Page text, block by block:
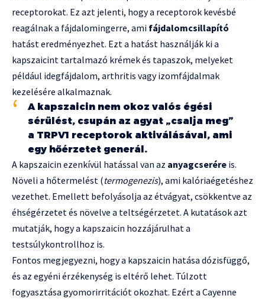
receptorokat. Ez azt jelenti, hogy a receptorok kevésbé
reagálnak a fájdalomingerre, ami fájdalomcsillapító
hatást eredményezhet. Ezt a hatást használják ki a
kapszaicint tartalmazó krémek és tapaszok, melyeket
például idegfájdalom, arthritis vagy izomfájdalmak
kezelésére alkalmaznak.
A kapszaicin nem okoz valós égési
sérülést, csupán az agyat „csalja meg”
a TRPV1 receptorok aktiválásával, ami
egy hőérzetet generál.
A kapszaicin ezenkívül hatással van az anyagcserére is.
Növeli a hőtermelést (termogenezis), ami kalóriaégetéshez
vezethet. Emellett befolyásolja az étvágyat, csökkentve az
éhségérzetet és növelve a teltségérzetet. A kutatások azt
mutatják, hogy a kapszaicin hozzájárulhat a
testsúlykontrollhoz is.
Fontos megjegyezni, hogy a kapszaicin hatása dózisfüggő,
és az egyéni érzékenység is eltérő lehet. Túlzott
fogyasztása gyomorirritációt okozhat. Ezért a Cayenne